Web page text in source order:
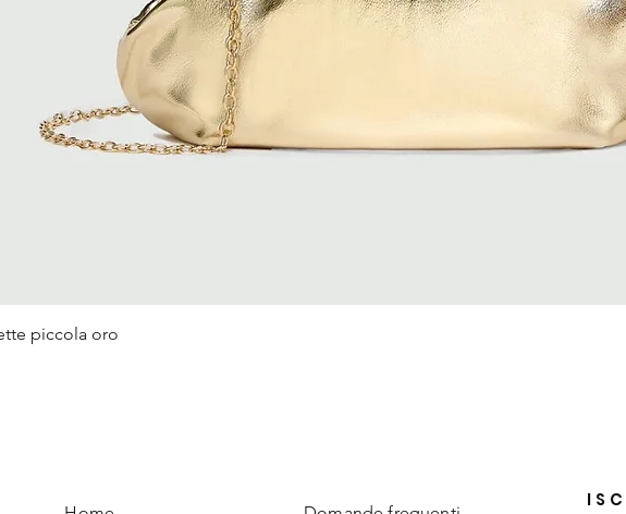
piccola oro